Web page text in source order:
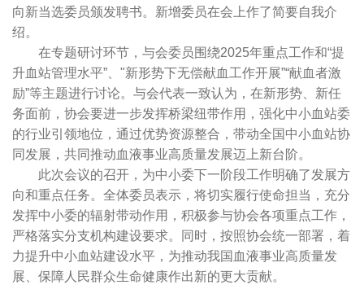
向新当选委员颁发聘书。新增委员在会上作了简要自我介
绍。
在专题研讨环节，与会委员围绕2025年重点工作和“提
升血站管理水平”、"新形势下无偿献血工作开展”“献血者激
励”等主题进行讨论。与会代表一致认为，在新形势、新任
务面前，协会要进一步发挥桥梁纽带作用，强化中小血站委
的行业引领地位，通过优势资源整合，带动全国中小血站协
同发展，共同推动血液事业高质量发展迈上新台阶。
此次会议的召开，为中小委下一阶段工作明确了发展方
向和重点任务。全体委员表示，将切实履行使命担当，充分
发挥中小委的辐射带动作用，积极参与协会各项重点工作，
严格落实分支机构建设要求。同时，按照协会统一部署，着
力提升中小血站建设水平，为推动我国血液事业高质量发
展、保障人民群众生命健康作出新的更大贡献。